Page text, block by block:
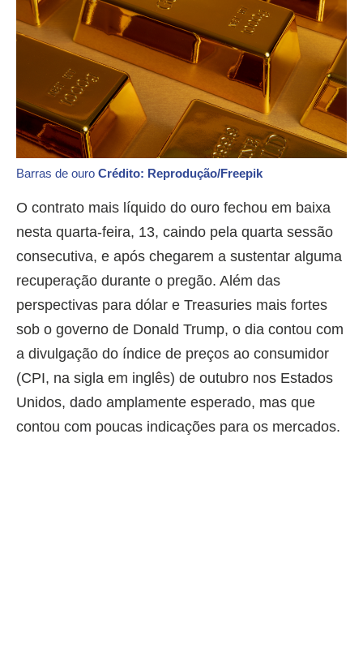
Barras de ouro Crédito: Reprodução/Freepik
O contrato mais líquido do ouro fechou em baixa
nesta quarta-feira, 13, caindo pela quarta sessão
consecutiva, e após chegarem a sustentar alguma
recuperação durante o pregão. Além das
perspectivas para dólar e Treasuries mais fortes
sob o governo de Donald Trump, o dia contou com
a divulgação do índice de preços ao consumidor
(CPI, na sigla em inglês) de outubro nos Estados
Unidos, dado amplamente esperado, mas que
contou com poucas indicações para os mercados.